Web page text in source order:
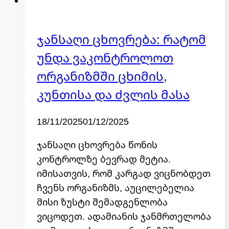
კატეგორიის
გარეშე
Ჯანსაღი Ცხოვრება: Რატომ
Უნდა Ვაკონტროლოთ
Ორგანიზმში Ცხიმის,
Კუნთისა Და Ძვლის Მასა
Byadmin
18/11/202501/12/2025
ჯანსაღი ცხოვრება წონის
კონტროლზე ბევრად მეტია.
იმისათვის, რომ კარგად ვიცნობდეთ
ჩვენს ორგანიზმს, აუცილებელია
მისი ზუსტი შემადგენლობა
ვიცოდეთ. ადამიანის ჯანმრთელობა